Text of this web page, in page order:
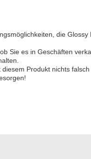
die
Sie es in Geschäften
Produkt nichts